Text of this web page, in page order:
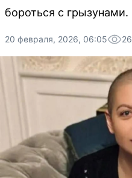
бороться с грызунами.
20 февраля, 2026, 06:05 26